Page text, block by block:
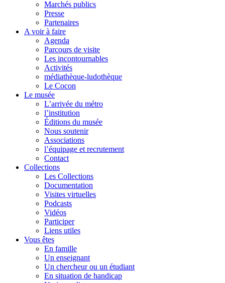
Marchés publics
Presse
Partenaires
A voir à faire
Agenda
Parcours de visite
Les incontournables
Activités
médiathèque-ludothèque
Le Cocon
Le musée
L’arrivée du métro
l’institution
Éditions du musée
Nous soutenir
Associations
l’équipage et recrutement
Contact
Collections
Les Collections
Documentation
Visites virtuelles
Podcasts
Vidéos
Participer
Liens utiles
Vous êtes
En famille
Un enseignant
Un chercheur ou un étudiant
En situation de handicap